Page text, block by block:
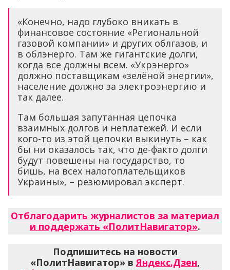
«Конечно, надо глубоко вникать в
финансовое состояние «Региональной
газовой компании» и других облгазов, и
в облэнерго. Там же гигантские долги,
когда все должны всем. «Укрэнерго»
должно поставщикам «зелёной энергии»,
население должно за электроэнергию и
так далее.
Там большая запутанная цепочка
взаимных долгов и неплатежей. И если
кого-то из этой цепочки выкинуть – как
бы ни оказалось так, что де-факто долги
будут повешены на государство, то
бишь, на всех налогоплательщиков
Украины», – резюмировал эксперт.
Отблагодарить журналистов за материал
и поддержать «ПолитНавигатор».
Подпишитесь на новости
«ПолитНавигатор» вЯндекс.Дзен,